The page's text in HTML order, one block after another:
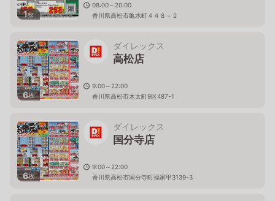
1枚
08:00～20:00
香川県高松市亀水町４４８－２
6枚
ダイレックス
高松店
9:00～22:00
香川県高松市木太町9区487-1
6枚
ダイレックス
国分寺店
9:00～22:00
香川県高松市国分寺町福家甲3139-3